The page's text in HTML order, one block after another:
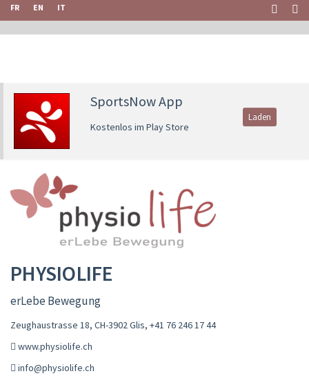
FR EN IT
SportsNow App
Kostenlos im Play Store
Laden
PHYSIOLIFE
erLebe Bewegung
Zeughaustrasse 18, CH-3902 Glis, +41 76 246 17 44
www.physiolife.ch
info@physiolife.ch